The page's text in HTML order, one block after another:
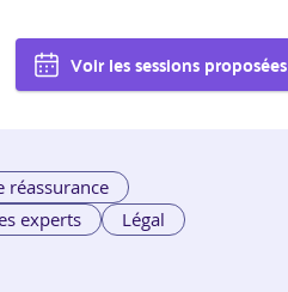
Voir les sessions proposées
réassurance
experts
Légal